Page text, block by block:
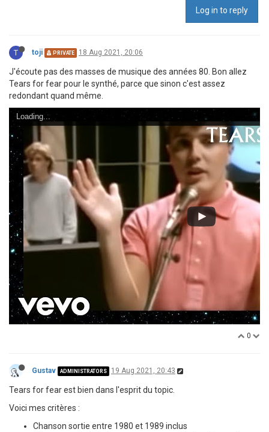
Log in to reply
T toji PRIVATE 18 Aug 2021, 20:06
J'écoute pas des masses de musique des années 80. Bon allez
Tears for fear pour le synthé, parce que sinon c'est assez
redondant quand même.
Loading...
0
Gustav ADMINISTRATORS 19 Aug 2021, 20:43
Tears for fear est bien dans l'esprit du topic.
Voici mes critères :
Chanson sortie entre 1980 et 1989 inclus